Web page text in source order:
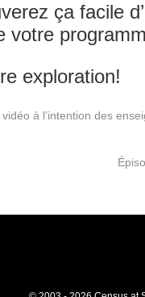
ça facile
votre
exploration!
à l’intention des